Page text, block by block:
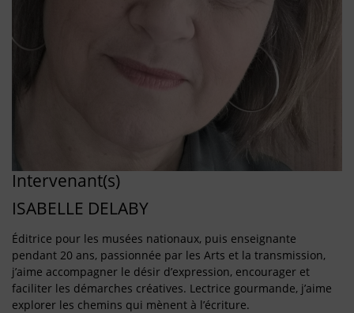
Intervenant(s)
ISABELLE DELABY
Éditrice pour les musées nationaux, puis enseignante
pendant 20 ans, passionnée par les Arts et la transmission,
j’aime accompagner le désir d’expression, encourager et
faciliter les démarches créatives. Lectrice gourmande, j’aime
explorer les chemins qui mènent à l’écriture.